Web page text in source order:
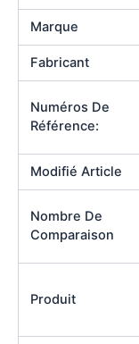
Marque
Fabricant
Numéros De
Référence:
Modifié Article
Nombre De
Comparaison
Produit